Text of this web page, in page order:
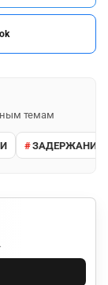
темам
ЗАДЕРЖАНИЕ